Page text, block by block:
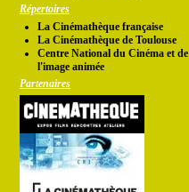
Répertoires
La Cinémathèque française
La Cinémathèque de Toulouse
Centre National du Cinéma et de
l'image animée
Partenaires